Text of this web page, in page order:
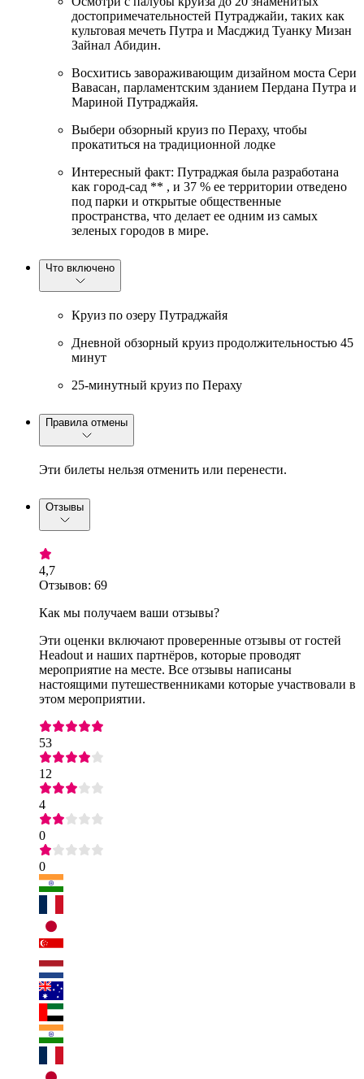
достопримечательностей Путраджайи, таких как
культовая мечеть Путра и Масджид Туанку Мизан
Зайнал Абидин.
Восхитись завораживающим дизайном моста Сери
Вавасан, парламентским зданием Пердана Путра и
Мариной Путраджайя.
Выбери обзорный круиз по Пераху, чтобы
прокатиться на традиционной лодке
Интересный факт: Путраджая была разработана
как город-сад ** , и 37 % ее территории отведено
под парки и открытые общественные
пространства, что делает ее одним из самых
зеленых городов в мире.
Что включено
Круиз по озеру Путраджайя
Дневной обзорный круиз продолжительностью 45
минут
25-минутный круиз по Пераху
Правила отмены
Эти билеты нельзя отменить или перенести.
Отзывы
4,7
Отзывов: 69
Как мы получаем ваши отзывы?
Эти оценки включают проверенные отзывы от гостей
Headout и наших партнёров, которые проводят
мероприятие на месте. Все отзывы написаны
настоящими путешественниками которые участвовали в
этом мероприятии.
53
12
4
0
0